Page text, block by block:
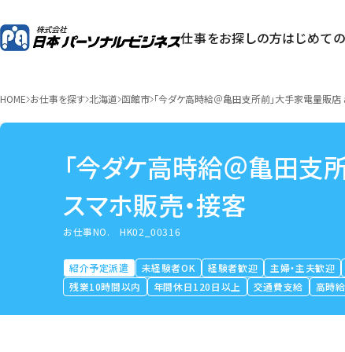
仕事をお探しの方はじめて
HOME お仕事を探す 北海道 函館市 「今ダケ高時給＠亀田支所前」大手家電量販
「今ダケ高時給＠亀田支
スマホ販売・接客
お仕事NO.HK02_00316
紹介予定派遣 未経験者OK 経験者歓迎 主婦・主夫歓迎
残業10時間以内
年間休日120日以上 交通費支給 高時給